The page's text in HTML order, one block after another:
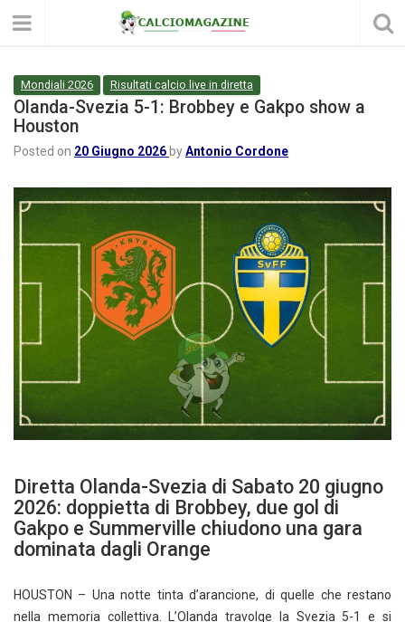
Mondiali 2026 Risultati calcio live in diretta
Olanda-Svezia 5-1: Brobbey e Gakpo show a
Houston
Posted on 20 Giugno 2026 byAntonio Cordone
Diretta Olanda-Svezia di Sabato 20 giugno
2026: doppietta di Brobbey, due gol di
Gakpo e Summerville chiudono una gara
dominata dagli Orange
HOUSTON – Una notte tinta d’arancione, di quelle che restano
nella memoria collettiva. L’Olanda travolge la Svezia 5-1 e si